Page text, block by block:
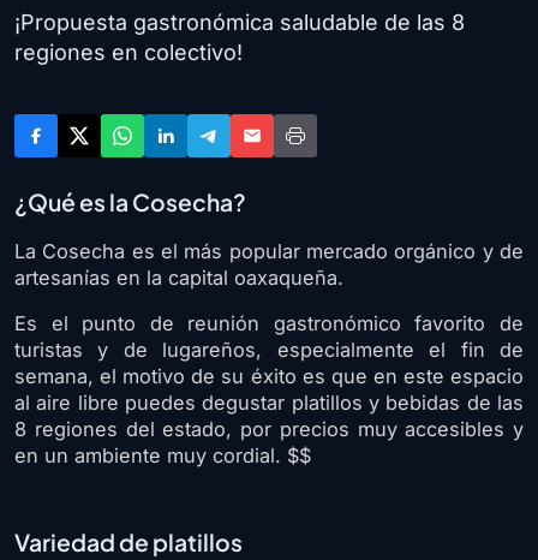
¡Propuesta gastronómica saludable de las 8
regiones en colectivo!
¿Qué es la Cosecha?
La Cosecha es el más popular mercado orgánico y de
artesanías en la capital oaxaqueña.
Es el punto de reunión gastronómico favorito de
turistas y de lugareños, especialmente el fin de
semana, el motivo de su éxito es que en este espacio
al aire libre puedes degustar platillos y bebidas de las
8 regiones del estado, por precios muy accesibles y
en un ambiente muy cordial. $$
Variedad de platillos